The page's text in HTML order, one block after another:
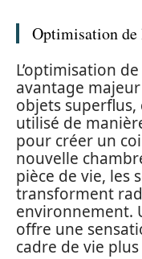
Optimisation de
L’optimisation
avantage
objets
utilisé de
pour créer un
nouvelle
pièce de vie, les
transforment
environnement.
offre une
cadre de vie